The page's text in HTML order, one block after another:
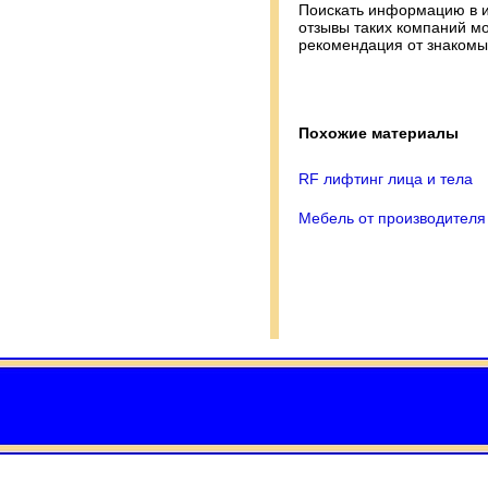
Поискать информацию в
отзывы таких компаний
рекомендация от
Похожие материалы
RF лифтинг лица и тела
Мебель от